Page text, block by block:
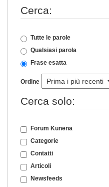
Cerca:
Tutte le parole
Qualsiasi parola
Frase esatta
Ordine
Cerca solo:
Forum Kunena
Categorie
Contatti
Articoli
Newsfeeds